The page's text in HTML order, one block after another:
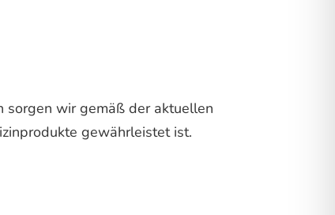
sorgen wir gemäß der aktuellen
gewährleistet ist.